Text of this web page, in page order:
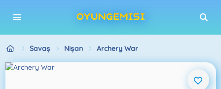
Savaş Nişan Archery War